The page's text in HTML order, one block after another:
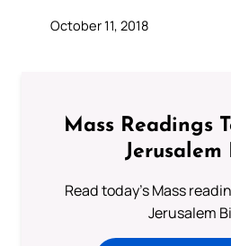
October 11, 2018
Mass Readings
Jerusalem
Read today's Mass
Jerusalem